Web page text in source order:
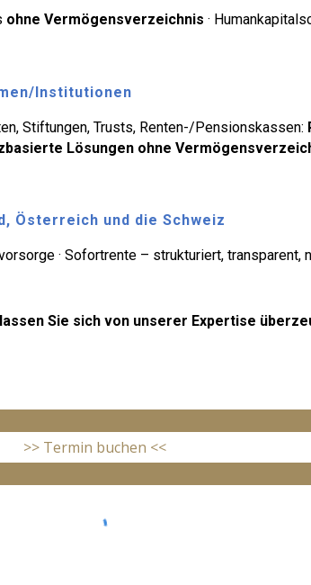
ohne Vermögensverzeichnis ·
Institutionen
Stiftungen, Trusts, Renten-/Pensionskassen:
Lösungen ohne
Österreich und die Schweiz
· Sofortrente – strukturiert, transparent,
Sie sich von unserer Expertise
>> Termin buchen <<